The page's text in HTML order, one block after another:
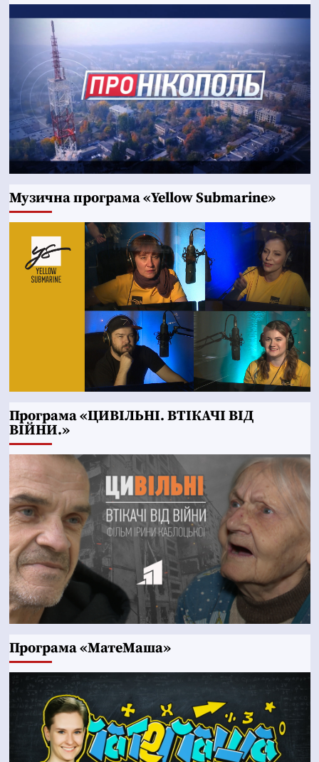
Музична програма «Yellow Submarine»
Програма «ЦИВІЛЬНІ. ВТІКАЧІ ВІД
ВІЙНИ.»
Програма «МатеМаша»